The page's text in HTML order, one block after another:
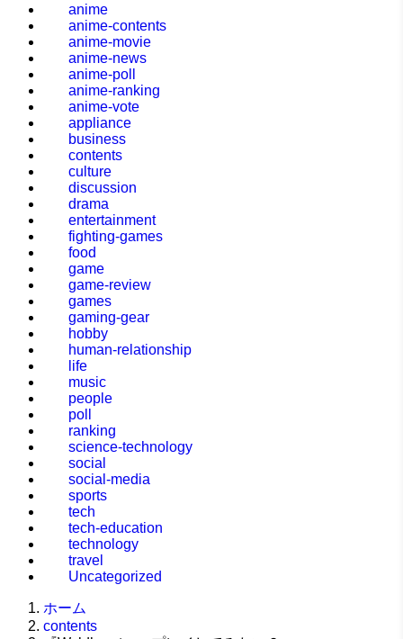
anime
anime-contents
anime-movie
anime-news
anime-poll
anime-ranking
anime-vote
appliance
business
contents
culture
discussion
drama
entertainment
fighting-games
food
game
game-review
games
gaming-gear
hobby
human-relationship
life
music
people
poll
ranking
science-technology
social
social-media
sports
tech
tech-education
technology
travel
Uncategorized
ホーム
contents